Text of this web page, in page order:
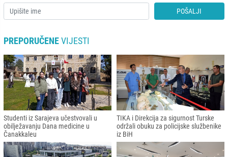
POŠALJI
PREPORUČENEVIJESTI
Studenti iz Sarajeva učestvovali u
obilježavanju Dana medicine u
Čanakkaleu
TIKA i Direkcija za sigurnost Turske
održali obuku za policijske službenike
iz BiH